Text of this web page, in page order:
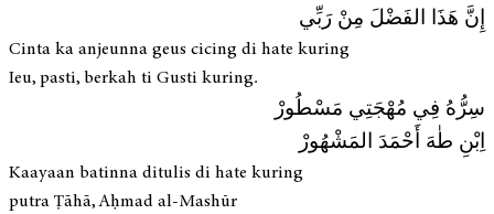
إِنَّ هَذَا الفَضْلَ مِنْ رَبِّي
Cinta ka anjeunna geus cicing di hate kuring
Ieu, pasti, berkah ti Gusti kuring.
سِرُّهُ فِي مُهْجَتِي مَسْطُورْ
اِبْنِ طٰهَ أَحْمَدَ المَشْهُورْ
Kaayaan batinna ditulis di hate kuring
putra Ṭāhā, Aḥmad al-Mashūr